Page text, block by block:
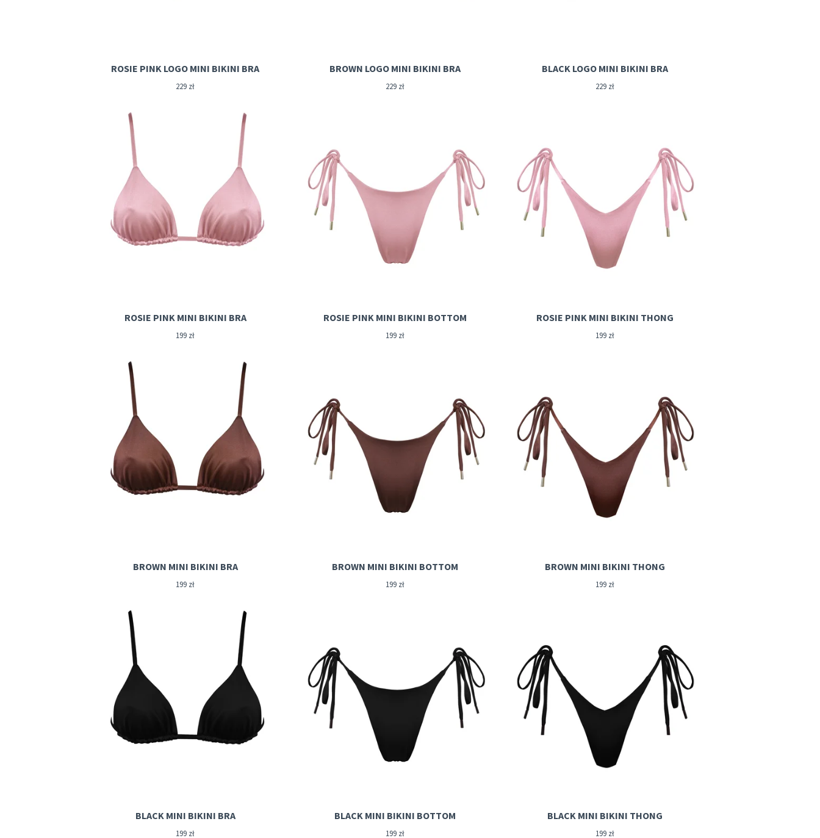
ROSIE PINK LOGO MINI BIKINI BRA
229 zł
BROWN LOGO MINI BIKINI BRA
229 zł
BLACK LOGO MINI BIKINI BRA
229 zł
ROSIE PINK MINI BIKINI BRA
199 zł
ROSIE PINK MINI BIKINI BOTTOM
199 zł
ROSIE PINK MINI BIKINI THONG
199 zł
BROWN MINI BIKINI BRA
199 zł
BROWN MINI BIKINI BOTTOM
199 zł
BROWN MINI BIKINI THONG
199 zł
BLACK MINI BIKINI BRA
199 zł
BLACK MINI BIKINI BOTTOM
199 zł
BLACK MINI BIKINI THONG
199 zł